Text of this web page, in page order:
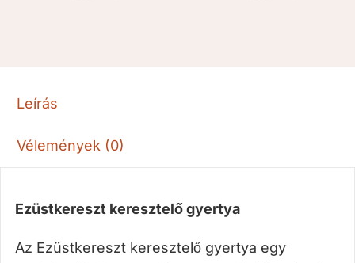
Leírás
Vélemények (0)
Ezüstkereszt keresztelő gyertya
Az Ezüstkereszt keresztelő gyertya egy